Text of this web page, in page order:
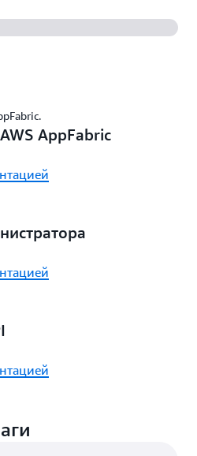
AppFabric